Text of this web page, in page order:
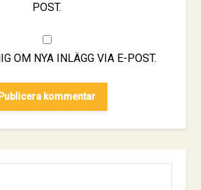
POST.
OM NYA INLÄGG VIA E-POST.